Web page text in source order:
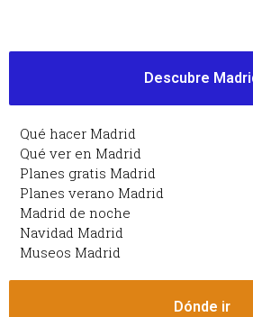
Descubre
Qué hacer Madrid
Qué ver en Madrid
Planes gratis Madrid
Planes verano Madrid
Madrid de noche
Navidad Madrid
Museos Madrid
Dónde ir